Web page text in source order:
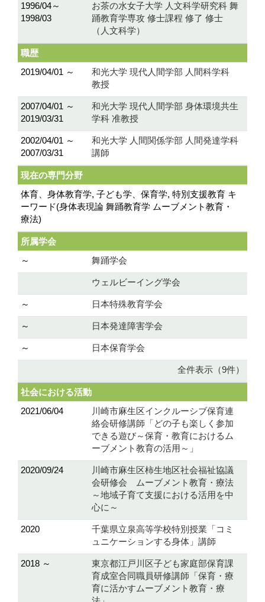
1996/04～
1998/03
お茶の水女子大学 人文科学研究科 舞
踊教育学専攻 修士課程 修了 修士
（人文科学）
職歴
2019/04/01 ～
和光大学 現代人間学部 人間科学科
教授
2007/04/01 ～
2019/03/31
和光大学 現代人間学部 身体環境共生
学科 准教授
2002/04/01 ～
2007/03/31
和光大学 人間関係学部 人間発達学科
講師
現在の専門分野
体育、身体教育学, 子ども学、保育学, 特別支援教育 キ
ーワード(身体表現論 舞踊教育学 ムーブメント教育・
療法)
所属学会
～
舞踊学会
ウェルビーイング学会
～ 日本特殊教育学会
～ 日本発達障害学会
～ 日本保育学会
全件表示（9件）
社会における活動
2021/06/04
川崎市麻生区インクルーシブ保育連
絡会研修講師「どの子も楽しく参加
できる遊び～保育・教育におけるム
ーブメント教育の活用～」
2020/09/24
川崎市麻生区柿生地区社会福祉協議
会研修会 ムーブメント教育・療法
～地域子育て支援における活用を中
心に～
2020
千葉県立泉高等学校特別授業「コミ
ュニケーションする身体」講師
2018 ～
東京都江戸川区子ども家庭部保育課
育成室合同職員研修講師「保育・療
育に活かすムーブメント教育・療